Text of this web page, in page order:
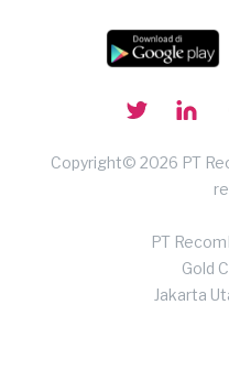
Copyright© 2026 PT
PT
Gold
Jakarta